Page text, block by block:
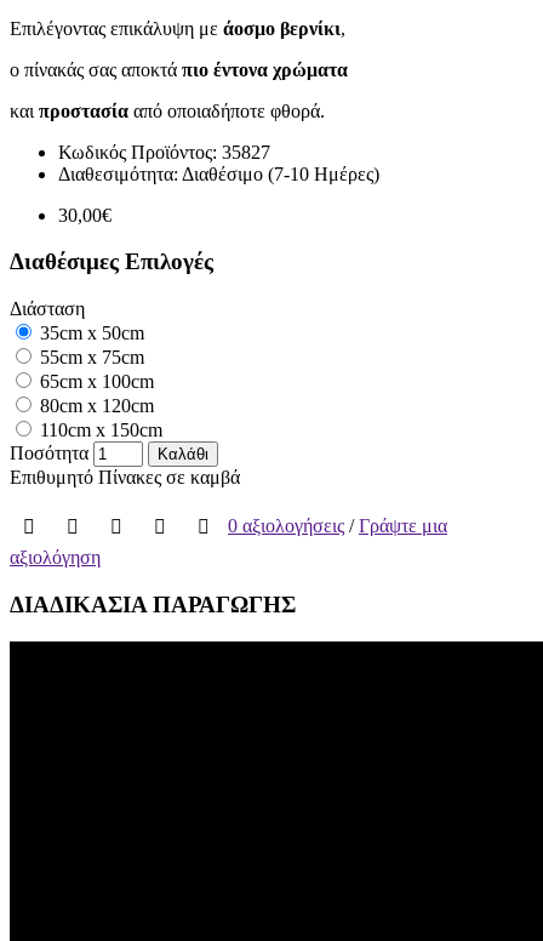
Επιλέγοντας επικάλυψη με άοσμο βερνίκι,
ο πίνακάς σας αποκτά πιο έντονα χρώματα
και προστασία από οποιαδήποτε φθορά.
Κωδικός Προϊόντος: 35827
Διαθεσιμότητα: Διαθέσιμο (7-10 Ημέρες)
30,00€
Διαθέσιμες Επιλογές
Διάσταση
35cm x 50cm
55cm x 75cm
65cm x 100cm
80cm x 120cm
110cm x 150cm
Ποσότητα
Καλάθι
Επιθυμητό Πίνακες σε καμβά
0 αξιολογήσεις /Γράψτε μια
αξιολόγηση
ΔΙΑΔΙΚΑΣΙΑ ΠΑΡΑΓΩΓΗΣ